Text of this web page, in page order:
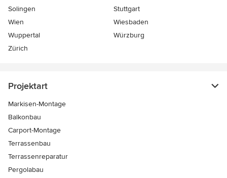
Solingen
Stuttgart
Wien
Wiesbaden
Wuppertal
Würzburg
Zürich
Projektart
Markisen-Montage
Balkonbau
Carport-Montage
Terrassenbau
Terrassenreparatur
Pergolabau